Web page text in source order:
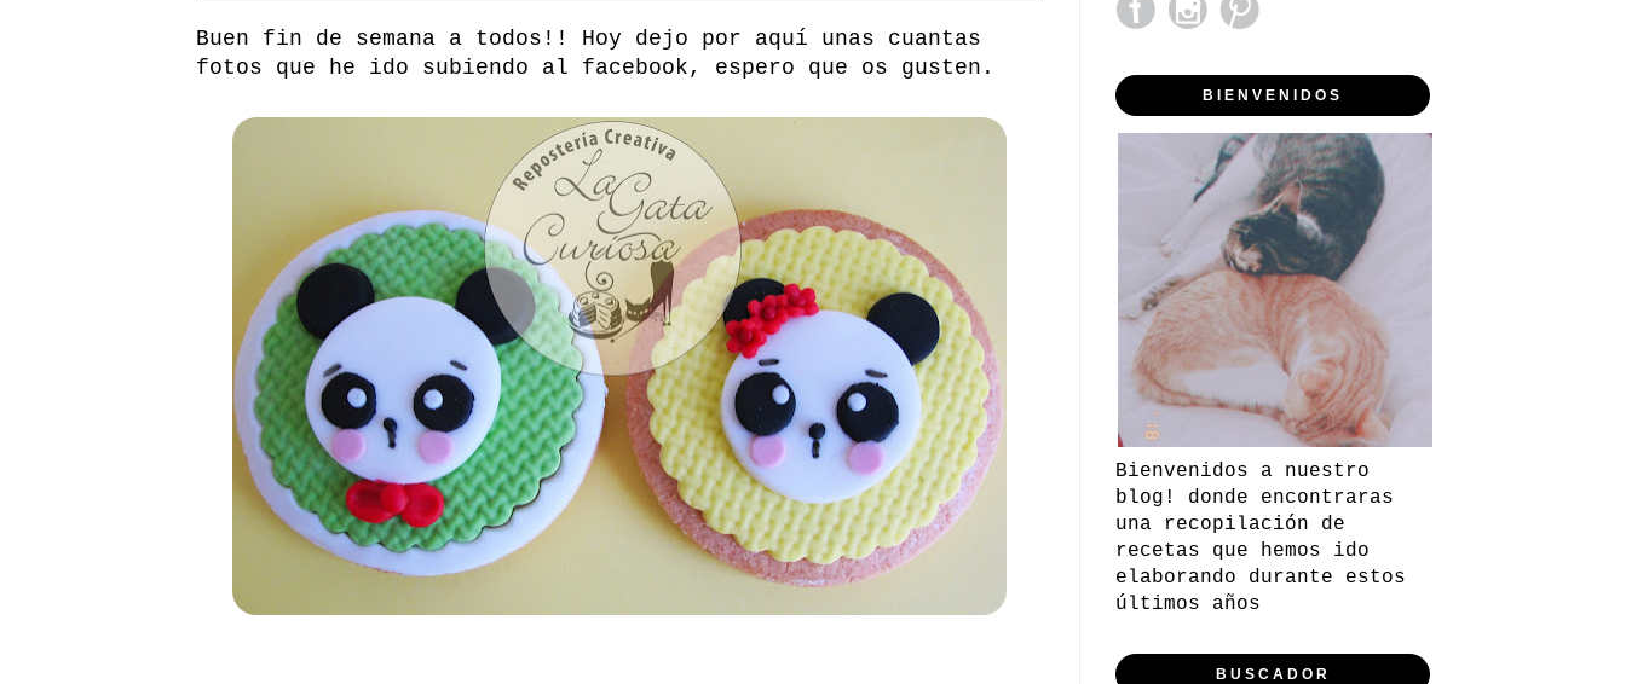
Buen fin de semana a todos!! Hoy dejo por aquí unas cuantas
fotos que he ido subiendo al facebook, espero que os gusten.
BIENVENIDOS
Bienvenidos a nuestro
blog! donde encontraras
una recopilación de
recetas que hemos ido
elaborando durante estos
últimos años
BUSCADOR